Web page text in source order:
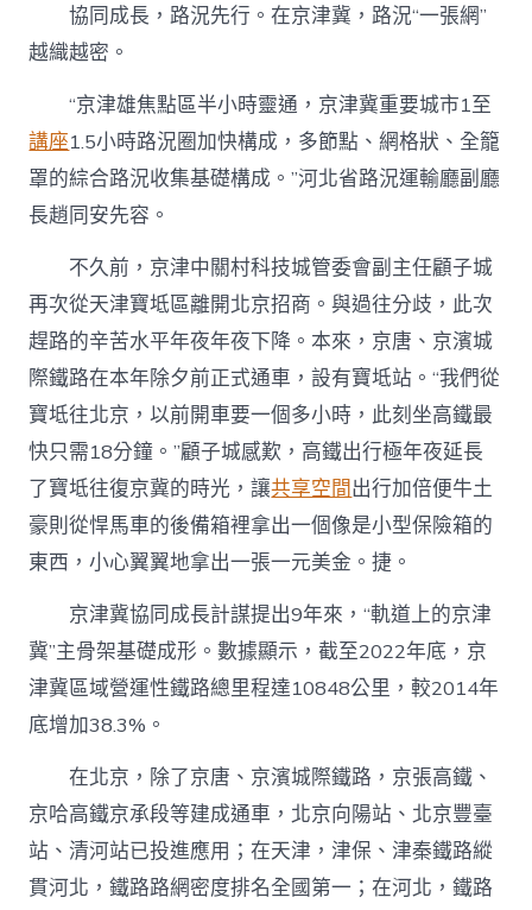
協同成長，路況先行。在京津冀，路況“一張網”
越織越密。
“京津雄焦點區半小時靈通，京津冀重要城市1至
講座1.5小時路況圈加快構成，多節點、網格狀、全籠
罩的綜合路況收集基礎構成。”河北省路況運輸廳副廳
長趙同安先容。
不久前，京津中關村科技城管委會副主任顧子城
再次從天津寶坻區離開北京招商。與過往分歧，此次
趕路的辛苦水平年夜年夜下降。本來，京唐、京濱城
際鐵路在本年除夕前正式通車，設有寶坻站。“我們從
寶坻往北京，以前開車要一個多小時，此刻坐高鐵最
快只需18分鐘。”顧子城感歎，高鐵出行極年夜延長
了寶坻往復京冀的時光，讓共享空間出行加倍便牛土
豪則從悍馬車的後備箱裡拿出一個像是小型保險箱的
東西，小心翼翼地拿出一張一元美金。捷。
京津冀協同成長計謀提出9年來，“軌道上的京津
冀”主骨架基礎成形。數據顯示，截至2022年底，京
津冀區域營運性鐵路總里程達10848公里，較2014年
底增加38.3%。
在北京，除了京唐、京濱城際鐵路，京張高鐵、
京哈高鐵京承段等建成通車，北京向陽站、北京豐臺
站、清河站已投進應用；在天津，津保、津秦鐵路縱
貫河北，鐵路路網密度排名全國第一；在河北，鐵路